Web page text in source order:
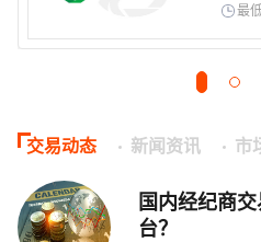
最
交易动态 新闻资讯 市
国内经纪商
台？